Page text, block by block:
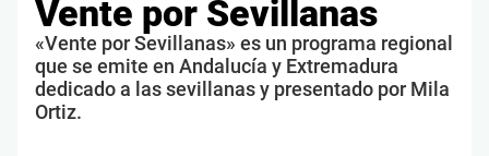
Vente por Sevillanas
«Vente por Sevillanas» es un programa regional
que se emite en Andalucía y Extremadura
dedicado a las sevillanas y presentado por Mila
Ortiz.